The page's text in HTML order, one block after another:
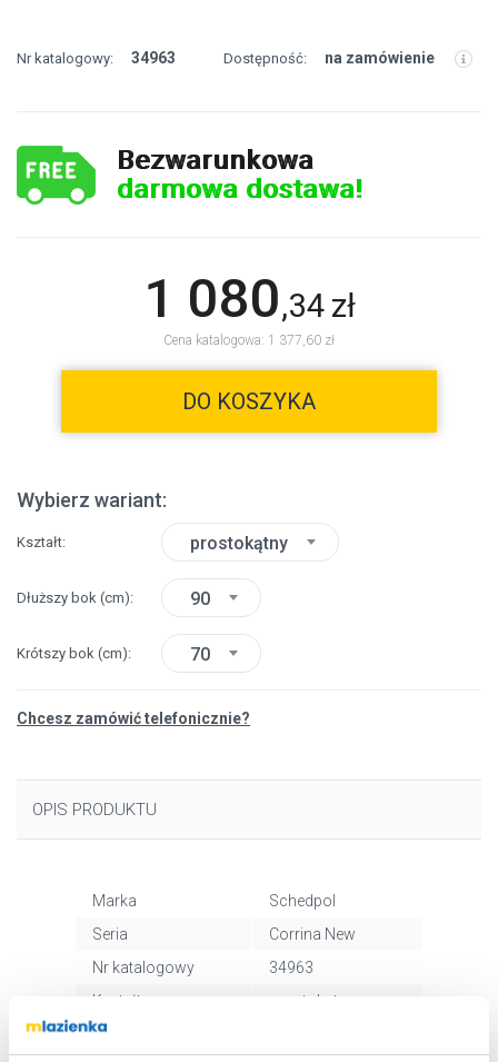
Nr katalogowy: 34963 Dostępność: na zamówienie
Bezwarunkowa
darmowa dostawa!
1 080,34 zł
Cena katalogowa: 1 377,60 zł
DO KOSZYKA
Wybierz wariant:
Kształt prostokątny
Dłuższy bok (cm) 90
Krótszy bok (cm) 70
Chcesz zamówić telefonicznie?
OPIS PRODUKTU
Marka
Schedpol
Seria
Corrina New
Nr katalogowy
34963
Kształt
prostokątny
Kolor